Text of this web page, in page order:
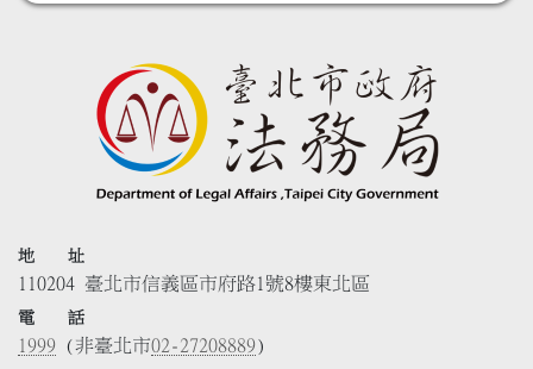
地 址
110204 臺北市信義區市府路1號8樓東北區
電 話
1999 (非臺北市02-27208889)